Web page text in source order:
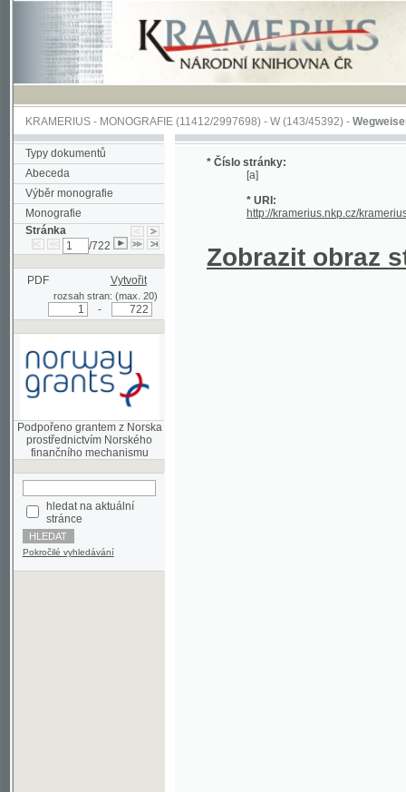
KRAMERIUS-MONOGRAFIE(11412/2997698) -W (143/45392)-Wegweiser durch
Typy dokumentů
Abeceda
Výběr monografie
Monografie
Stránka
/722
PDF Vytvořit
rozsah stran: (max. 20)
Podpořeno grantem z Norska
prostřednictvím Norského
hledat na aktuální
stránce
Pokročilé vyhledávání
* Číslo stránky:
[a]
* URI:
http://kramerius.nkp.cz/kramerius/